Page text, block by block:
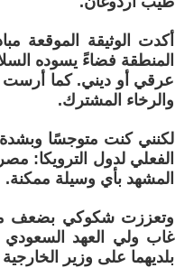
أكدت الوثيقة الموقعة
المنطقة فضاءً يسوده
عرقي أو ديني. كما أرست
والرخاء المشترك.
لكنني كنت متوجسًا
الفعلي لدول الترويكا:
المشهد بأي وسيلة ممكنة.
وتعززت شكوكي بضعف
غاب ولي العهد السعودي
بلديهما على وزير